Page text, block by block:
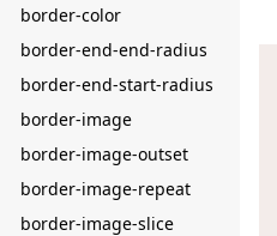
border-color
border-end-end-radius
border-end-start-radius
border-image
border-image-outset
border-image-repeat
border-image-slice